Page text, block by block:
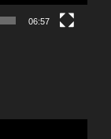
06:57